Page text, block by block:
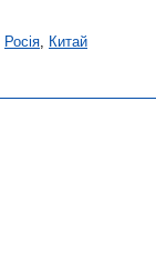
Росія, Китай